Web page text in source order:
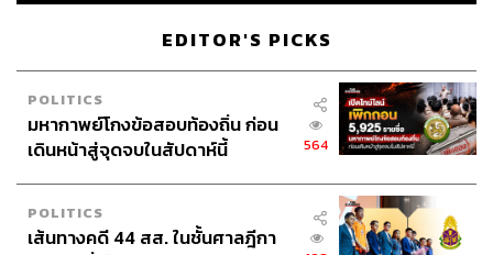
EDITOR'S PICKS
POLITICS
มหากาพย์โกงข้อสอบท้องถิ่น ก่อน
เดินหน้าสู่จุดจบในสัปดาห์นี้
564
POLITICS
เส้นทางคดี 44 สส. ในชั้นศาลฎีกา